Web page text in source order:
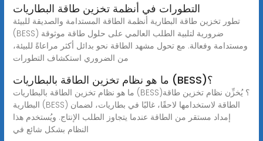
التطورات في أنظمة تخزين طاقة البطاريات
تطور تخزين طاقة البطارية أنظمة الطاقة المستدامة والصديقة للبيئة
(BESS) ضرورية لتلبية الطلب العالمي على حلول طاقة موثوقة
ومستدامة وفعالة. مع تحول مشهد الطاقة نحو بدائل أكثر مراعاةً للبيئة،
من الضروري استكشاف التطورات
ما هو نظام تخزين الطاقة بالبطاريات (BESS)؟
ما هو نظام تخزين الطاقة بالبطاريات (BESS)؟ يُخزِّن نظام تخزين طاقة
البطارية (BESS) الطاقة لاستخدامها لاحقًا، غالبًا في بطاريات، لضمان
إمداد مستقر من الطاقة عندما يتجاوز الطلب الإنتاج. ويُستخدم هذا
النظام بشكل شائع في